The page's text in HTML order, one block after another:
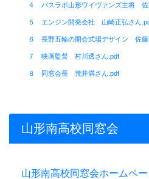
４ パスラボ山形ワイヴァンズ主将 佐
５ エンジン開発会社 山崎正弘さん
６ 長野五輪の開会式場デザイン 佐藤
７ 映画監督 村川透さん.pdf
８ 同窓会長 荒井満さん.pdf
山形南高校同窓会
山形南高校同窓会ホームペー